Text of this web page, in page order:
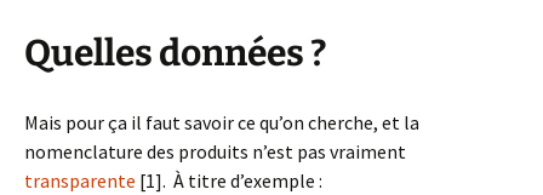
Quelles données ?
Mais pour ça il faut savoir ce qu’on cherche, et la
nomenclature des produits n’est pas vraiment
transparente [1]. À titre d’exemple :